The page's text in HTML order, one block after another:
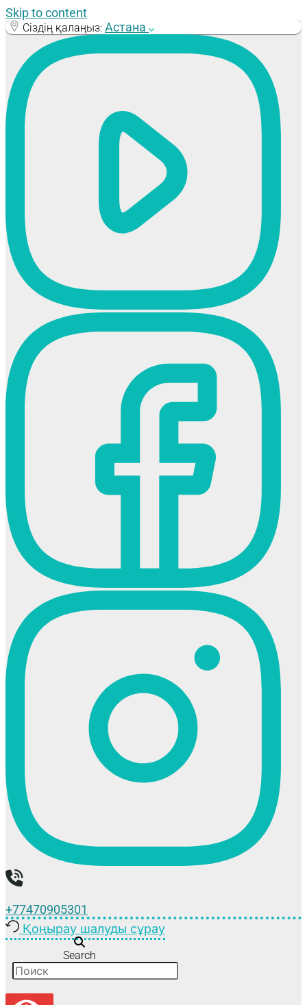
Skip to content
Сіздің қалаңыз: Астана
+77470905301
Қоңырау шалуды сұрау
Search